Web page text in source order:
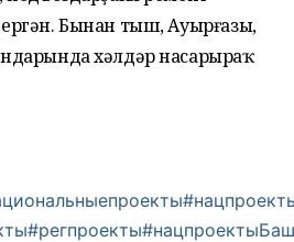
Бынан тыш, Ауырғазы,
хәлдәр насарыраҡ
#регпроекты